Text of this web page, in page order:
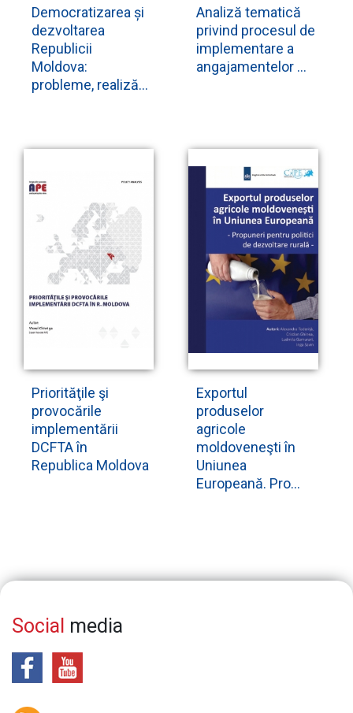
Democratizarea și
dezvoltarea
Republicii
Moldova:
probleme, realiză...
Analiză tematică
privind procesul de
implementare a
angajamentelor ...
Priorităţile şi
provocările
implementării
DCFTA în
Republica Moldova
Exportul
produselor
agricole
moldoveneşti în
Uniunea
Europeană. Pro...
Social media